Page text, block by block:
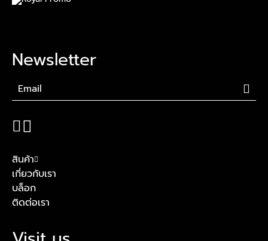
Newsletter
สินค้า
เกี่ยวกับเรา
บล็อก
ติดต่อเรา